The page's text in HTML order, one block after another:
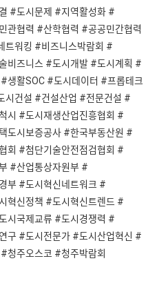
#도시문제 #지역활성화 #
관협력 #산학협력 #공공민간협력
트워킹 #비즈니스박람회 #
비즈니스 #도시개발 #도시계획 #
생활SOC #도시데이터 #프롭테크
시건설 #건설산업 #전문건설 #
시 #도시재생산업진흥협회 #
도시보증공사 #한국부동산원 #
회 #첨단기술안전점검협회 #
#산업통상자원부 #
부 #도시혁신네트워크 #
혁신정책 #도시혁신트렌드 #
시국제교류 #도시경쟁력 #
구 #도시전문가 #도시산업혁신 #
청주오스코 #청주박람회